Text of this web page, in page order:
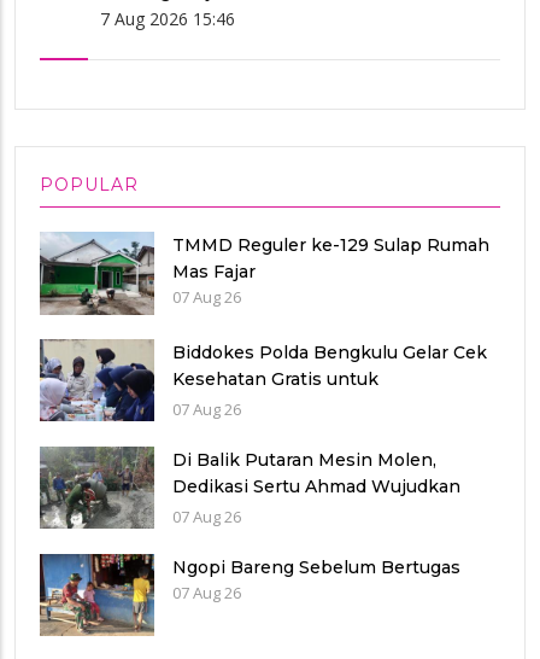
7 Aug 2026 15:46
POPULAR
TMMD Reguler ke-129 Sulap Rumah
Mas Fajar
07 Aug 26
Biddokes Polda Bengkulu Gelar Cek
Kesehatan Gratis untuk
Purnawirawan Polri, Wujud
Berkelanjutan
07 Aug 26
Di Balik Putaran Mesin Molen,
Dedikasi Sertu Ahmad Wujudkan
Jalan Berkualitas
07 Aug 26
Ngopi Bareng Sebelum Bertugas
07 Aug 26